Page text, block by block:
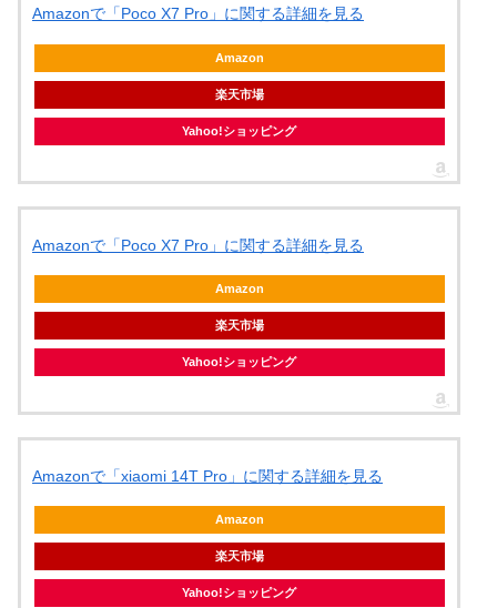
Amazonで「Poco X7 Pro」に関する詳細を見る
Amazon
楽天市場
Yahoo!ショッピング
Amazonで「Poco X7 Pro」に関する詳細を見る
Amazon
楽天市場
Yahoo!ショッピング
Amazonで「xiaomi 14T Pro」に関する詳細を見る
Amazon
楽天市場
Yahoo!ショッピング